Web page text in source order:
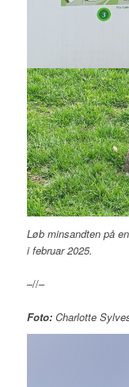
Løb minsandten på
i februar 2025.
–//–
Foto:Charlotte